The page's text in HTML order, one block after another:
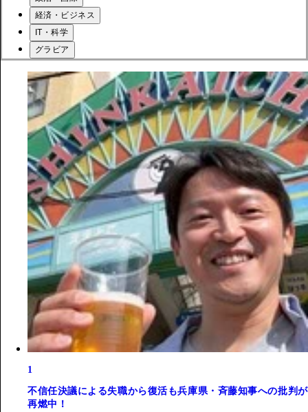
経済・ビジネス
IT・科学
グラビア
1
不信任決議による失職から復活も兵庫県・斉藤知事への批判が
再燃中！